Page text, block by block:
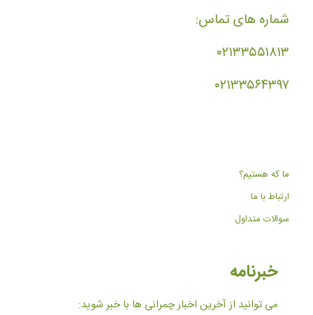
شماره های تماس:
۰۲۱۳۳۵۵۱۸۱۳
۰۲۱۳۳۵۶۴۳۹۷
ما که هستیم؟
ارتباط با ما
سوالات متداول
خبرنامه
می توانید از آخرین اخبار چمرانی ها با خبر شوید: